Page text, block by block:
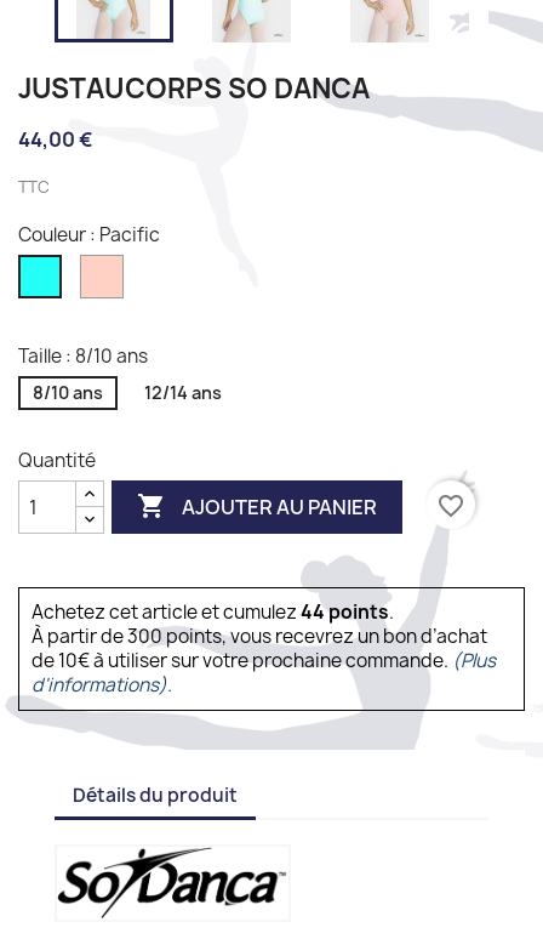
JUSTAUCORPS SO DANCA
44,00 €
TTC
Couleur : Pacific
Taille : 8/10 ans
8/10 ans 12/14 ans
Quantité
 AJOUTER AU PANIER favorite_border
Achetez cet article et cumulez44points.
À partir de 300 points, vous recevrez un bon d’achat
de 10€ à utiliser sur votre prochaine commande. (Plus
d'informations).
Détails du produit